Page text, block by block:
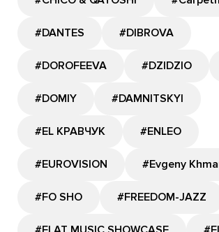
#DANTES #DIBROVA
#DOROFEEVA #DZIDZIO
#DOMIY #DAMNITSKYI
#EL КРАВЧУК #ENLEO
#EUROVISION #Evgeny
#FO SHO #FREEDOM-JAZZ